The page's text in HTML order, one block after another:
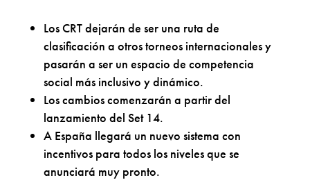
Los CRT dejarán de ser una ruta de
clasificación a otros torneos internacionales y
pasarán a ser un espacio de competencia
social más inclusivo y dinámico.
Los cambios comenzarán a partir del
lanzamiento del Set 14.
A España llegará un nuevo sistema con
incentivos para todos los niveles que se
anunciará muy pronto.